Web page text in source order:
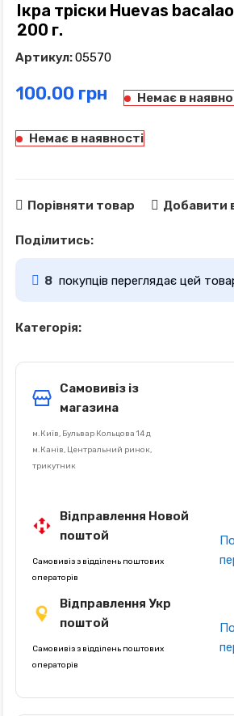
Ікра тріски Huevas
200 г.
Артикул:05570
грн Немає в
Немає в наявності
Порівняти товар Добавити
Поділитись:
8 покупців переглядає цей
Категорія:
Самовивіз із
магазина
м.Київ, Бульвар Кольцова 14 д
м.Канів, Центральний ринок,
трикутник
Відправлення Новой
поштой
Самовивіз з відділень поштових
операторів
Відправлення Укр
поштой
Самовивіз з відділень поштових
операторів